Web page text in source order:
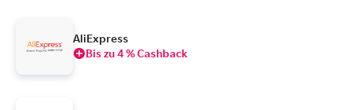
AliExpress
Bis zu 4 % Cashback